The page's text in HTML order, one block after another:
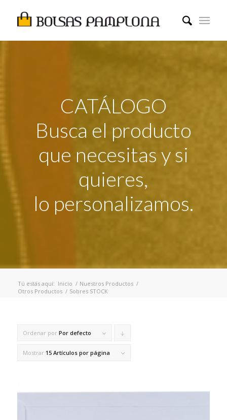
CATÁLOGO
Busca el producto
que necesitas y si
quieres,
lo personalizamos.
Tú estás aquí: Inicio / Nuestros Productos /
Otros Productos / Sobres STOCK
Ordenar por Por defecto
Mostrar 15 Artículos por página